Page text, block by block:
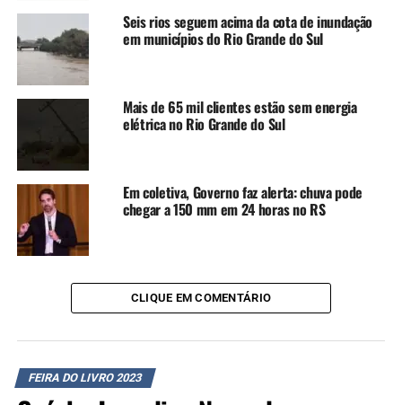
Observa, com muita alegria, que a procura por estes livros
cresceu, também com o objetivo de ajudar no
desenvolvimento de crianças autistas, com down ou com
outras limitações de desenvolvimento.
“Hoje as pessoas chegam
dizendo que querem um
livro para um filho ou neto
autista e sei que tenho
diversos títulos para
oferecer. E o mais
emocionante é saber que,
através dos livros, toda
criança, independente da
Seis rios seguem acima da cota de inundação
em municípios do Rio Grande do Sul
Mais de 65 mil clientes estão sem energia
elétrica no Rio Grande do Sul
Em coletiva, Governo faz alerta: chuva pode
chegar a 150 mm em 24 horas no RS
CLIQUE EM COMENTÁRIO
FEIRA DO LIVRO 2023